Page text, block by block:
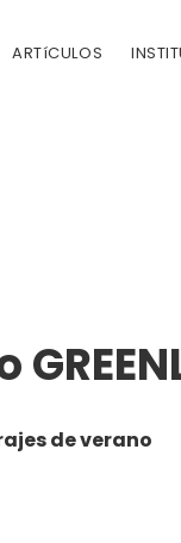
ARTíCULOS
de verano